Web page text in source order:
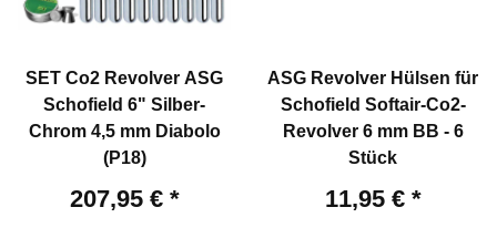
SET Co2 Revolver ASG
Schofield 6" Silber-
Chrom 4,5 mm Diabolo
(P18)
207,95 € *
ASG Revolver Hülsen für
Schofield Softair-Co2-
Revolver 6 mm BB - 6
Stück
11,95 € *